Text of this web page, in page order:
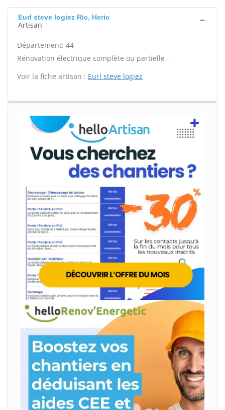
Eurl steve logiez Ric, Heric
Artisan
Département: 44
Rénovation électrique complète ou partielle -
Voir la fiche artisan : Eurl steve logiez